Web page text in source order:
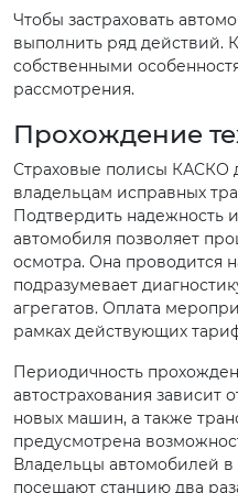
Чтобы застраховать
выполнить ряд действий.
собственными
рассмотрения.
Прохождение
Страховые полисы КАСКО
владельцам исправных
Подтвердить надежность
автомобиля позволяет
осмотра. Она проводится
подразумевает
агрегатов. Оплата
рамках действующих
Периодичность
автострахования зависит
новых машин, а также
предусмотрена
Владельцы автомобилей в
посещают станцию два